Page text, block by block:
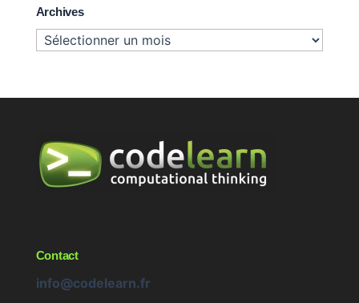
Archives
Archives
Contact
info@codelearn.fr